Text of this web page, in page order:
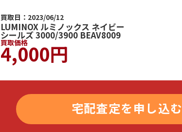
買取日：2023/06/12
LUMINOX ルミノックス ネイビー
シールズ 3000/3900 BEAV8009
買取価格
4,000円
宅配査定を申し込む